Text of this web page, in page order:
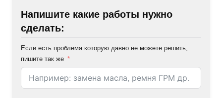
Напишите какие работы нужно
сделать:
Если есть проблема которую давно не можете решить,
пишите так же